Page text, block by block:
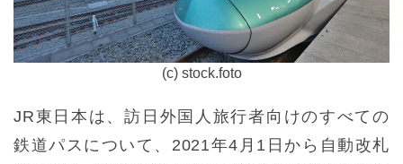
(c) stock.foto
JR東日本は、訪日外国人旅行者向けのすべての
鉄道パスについて、2021年4月1日から自動改札